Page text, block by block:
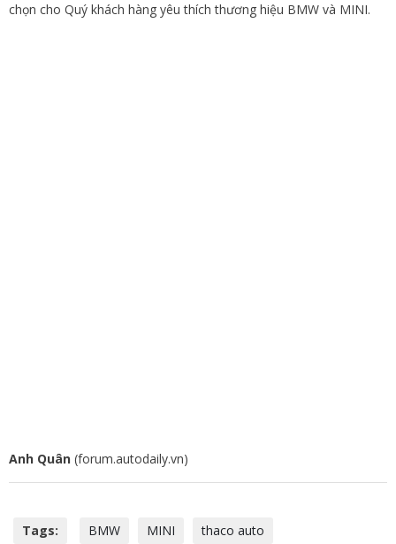
chọn cho Quý khách hàng yêu thích thương hiệu BMW và MINI.
Anh Quân (forum.autodaily.vn)
Tags: BMW MINI thaco auto